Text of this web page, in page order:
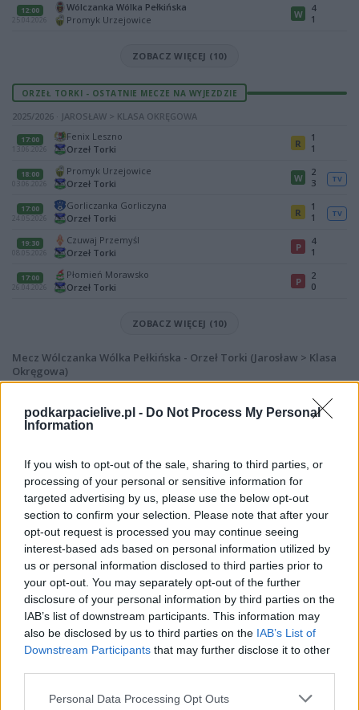
podkarpacielive.pl - Do Not Process My Personal
Information
If you wish to opt-out of the sale, sharing to third parties, or
processing of your personal or sensitive information for
targeted advertising by us, please use the below opt-out
section to confirm your selection. Please note that after your
opt-out request is processed you may continue seeing
interest-based ads based on personal information utilized by
us or personal information disclosed to third parties prior to
your opt-out. You may separately opt-out of the further
disclosure of your personal information by third parties on the
IAB’s list of downstream participants. This information may
also be disclosed by us to third parties on the IAB’s List of
Downstream Participants that may further disclose it to other
Please note that this website/app uses one or more Google
Personal Data Processing Opt Outs
12:00
25.04.2026
Wólczanka Wólka Pełkińska
Promyk Urzejowice
W
4
1
ZOBACZ WIĘCEJ (10)
ORZEŁ TORKI - OSTATNIE MECZE NA WYJEZDZIE
2025/2026 · JAROSŁAW > KLASA OKRĘGOWA
17:00
13.06.2026
Fenix Leszno
Orzeł Torki
R
1
1
18:00
03.06.2026
Promyk Urzejowice
Orzeł Torki
W
2
3
TV
17:00
24.05.2026
Gorliczanka Gorliczyna
Orzeł Torki
R
1
1
TV
19:30
08.05.2026
Czuwaj Przemyśl
Orzeł Torki
P
4
1
17:00
26.04.2026
Płomień Morawsko
Orzeł Torki
P
2
0
ZOBACZ WIĘCEJ (10)
Mecz Wólczanka Wólka Pełkińska - Orzeł Torki (Jarosław > Klasa
Okręgowa)
rozegrane zostanie w ramach Jarosław > Klasa Okręgowa (4. kolejki -
Klasa O Jarosław).
bramek, kartki, składy, statystyki i informacje o przebiegu
spotkania. To kompletne źródło danych dla kibiców i pasjonatów
lokalnej piłki nożnej. Jeżeli aktualnie nie widzisz tutaj danych z pewnością
pracujemy nad tym żeby je uzupełnić.
Wynik meczu Wólczanka Wólka Pełkińska vs Orzeł Torki
Po zakończeniu spotkania automatycznie publikujemyoficjalny wynik
spotkania, a także dane meczowe, jeśli są dostępne.
Pełny harmonogram rozgrywek dostępny jest tutaj:Jarosław > Klasa
Okręgowa - terminarz.
Informacje o składach i strzelcach
W miarę dostępności danych, publikujemyskłady wyjściowe,
aktualizujemy zależnie od poziomu ligi i dostępnych źródeł.
Śledź mecze swojej drużyny